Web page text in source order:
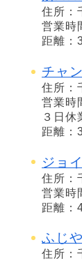
住所：
営業時
距離：
チャ
住所：
営業時
３日休
距離：
ジョ
住所：
営業時
距離：
ふじ
住所：